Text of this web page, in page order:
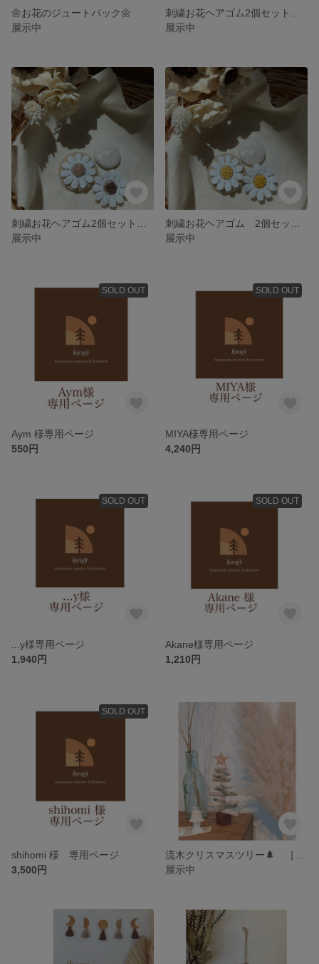
🌼お花のジュートバック🌼
展示中
展示中
展示中
展示中
SOLD OUT
Aym 様専用ページ
550円
SOLD OUT
MIYA様専用ページ
4,240円
SOLD OUT
...y様専用ページ
1,940円
SOLD OUT
Akane様専用ページ
1,210円
SOLD OUT
shihomi 様 専用ページ
3,500円
展示中